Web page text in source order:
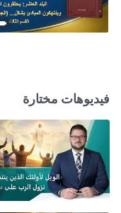
فيديوهات مختارة